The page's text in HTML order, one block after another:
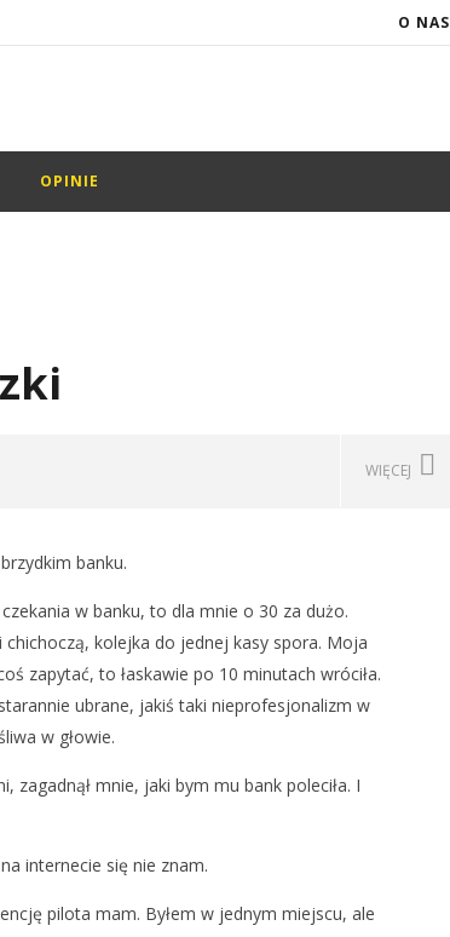
O NAS
OPINIE
WIĘCEJ
2
2018
REDAKCJA
banku.
w banku, to dla mnie o 30 za dużo.
kolejka do jednej kasy spora. Moja
zapytać, to łaskawie po 10 minutach wróciła.
ubrane, jakiś taki nieprofesjonalizm w
w głowie.
mnie, jaki bym mu bank poleciła. I
internecie się nie znam.
pilota mam. Byłem w jednym miejscu, ale